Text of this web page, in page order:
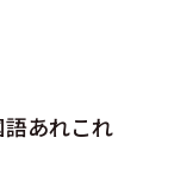
語あれこれ